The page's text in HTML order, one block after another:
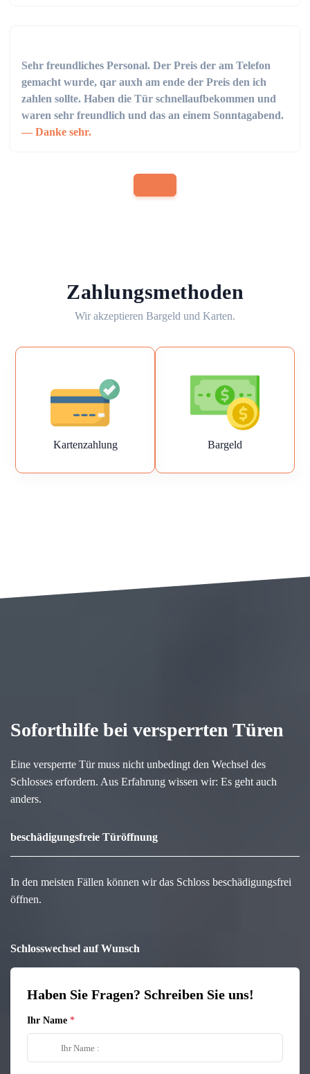
Sehr freundliches Personal. Der Preis der am Telefon
gemacht wurde, qar auxh am ende der Preis den ich
zahlen sollte. Haben die Tür schnellaufbekommen und
waren sehr freundlich und das an einem Sonntagabend.
Danke sehr.
Zahlungsmethoden
Wir akzeptieren Bargeld und Karten.
Kartenzahlung Bargeld
Soforthilfe bei versperrten Türen
Eine versperrte Tür muss nicht unbedingt den Wechsel des
Schlosses erfordern. Aus Erfahrung wissen wir: Es geht auch
anders.
beschädigungsfreie Türöffnung
In den meisten Fällen können wir das Schloss beschädigungsfrei
öffnen.
Schlosswechsel auf Wunsch
Haben Sie Fragen? Schreiben Sie uns!
Ihr Name